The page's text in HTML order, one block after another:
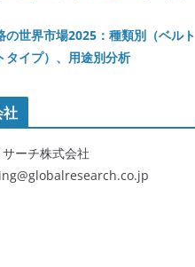
の世界市場2025：種類別（ベルト
タイプ）、用途別分析
社
ーチ株式会社